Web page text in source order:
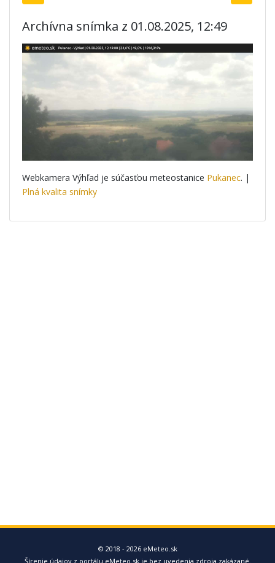
Archívna snímka z 01.08.2025, 12:49
Webkamera Výhľad je súčasťou meteostanice Pukanec. |
Plná kvalita snímky
© 2018 - 2026 eMeteo.sk
Šírenie údajov z portálu eMeteo.sk je bez uvedenia zdroja zakázané.